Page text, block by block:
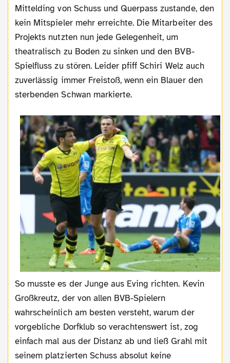
Mittelding von Schuss und Querpass zustande, den
kein Mitspieler mehr erreichte. Die Mitarbeiter des
Projekts nutzten nun jede Gelegenheit, um
theatralisch zu Boden zu sinken und den BVB-
Spielfluss zu stören. Leider pfiff Schiri Welz auch
zuverlässig immer Freistoß, wenn ein Blauer den
sterbenden Schwan markierte.
So musste es der Junge aus Eving richten. Kevin
Großkreutz, der von allen BVB-Spielern
wahrscheinlich am besten versteht, warum der
vorgebliche Dorfklub so verachtenswert ist, zog
einfach mal aus der Distanz ab und ließ Grahl mit
seinem platzierten Schuss absolut keine